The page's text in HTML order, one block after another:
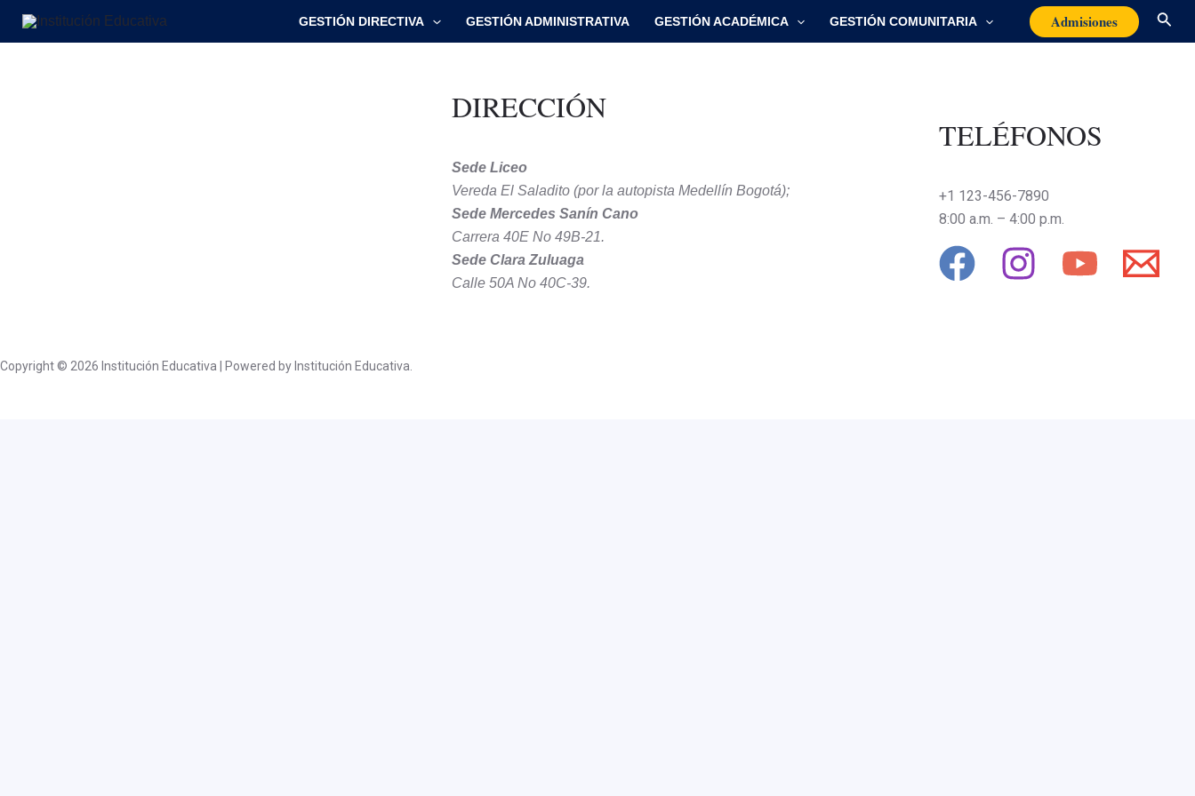
GESTIÓN DIRECTIVA GESTIÓN ADMINISTRATIVA GESTIÓN ACADÉMICA GESTIÓN COMUNITARIA Admisiones
DIRECCIÓN
Sede Liceo
Vereda El Saladito (por la autopista Medellín Bogotá);
Sede Mercedes Sanín Cano
Carrera 40E No 49B-21.
Sede Clara Zuluaga
Calle 50A No 40C-39.
TELÉFONOS
+1 123-456-7890
8:00 a.m. – 4:00 p.m.
Copyright © 2026 Institución Educativa | Powered by Institución Educativa.